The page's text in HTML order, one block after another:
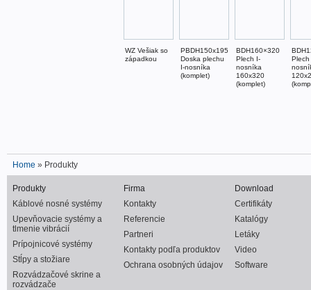
WZ Vešiak so
západkou
PBDH150x195
Doska plechu
I-nosníka
(komplet)
BDH160×320
Plech I-
nosníka
160x320
(komplet)
Plech
Home » Produkty
Produkty
Káblové nosné systémy
Upevňovacie systémy a
tlmenie vibrácií
Prípojnicové systémy
Stĺpy a stožiare
Rozvádzačové skrine a
rozvádzače
Firma
Kontakty
Referencie
Partneri
Kontakty podľa produktov
Ochrana osobných údajov
Download
Certifikáty
Katalógy
Letáky
Video
Software